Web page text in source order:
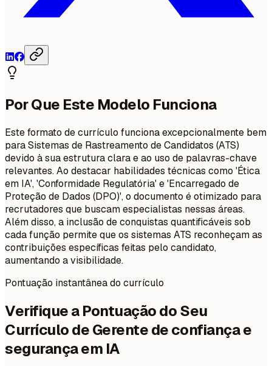
Por Que Este Modelo Funciona
Este formato de currículo funciona excepcionalmente bem
para Sistemas de Rastreamento de Candidatos (ATS)
devido à sua estrutura clara e ao uso de palavras-chave
relevantes. Ao destacar habilidades técnicas como 'Ética
em IA', 'Conformidade Regulatória' e 'Encarregado de
Proteção de Dados (DPO)', o documento é otimizado para
recrutadores que buscam especialistas nessas áreas.
Além disso, a inclusão de conquistas quantificáveis sob
cada função permite que os sistemas ATS reconheçam as
contribuições específicas feitas pelo candidato,
aumentando a visibilidade.
Pontuação instantânea do currículo
Verifique a Pontuação do Seu
Currículo de Gerente de confiança e
segurança em IA